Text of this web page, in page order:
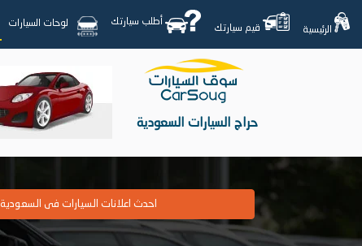
أطلب سيارتك
الرئيسية
حراج السيارات السعودية
احدث اعلانات السيارات فى السعودية